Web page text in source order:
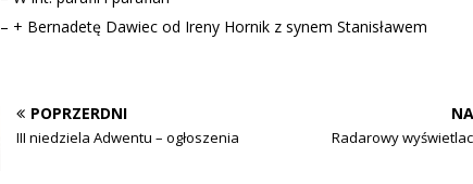
– + Bernadetę Dawiec od Ireny Hornik z synem Stanisławem
POPRZERDNI
III niedziela Adwentu – ogłoszenia Radarowy